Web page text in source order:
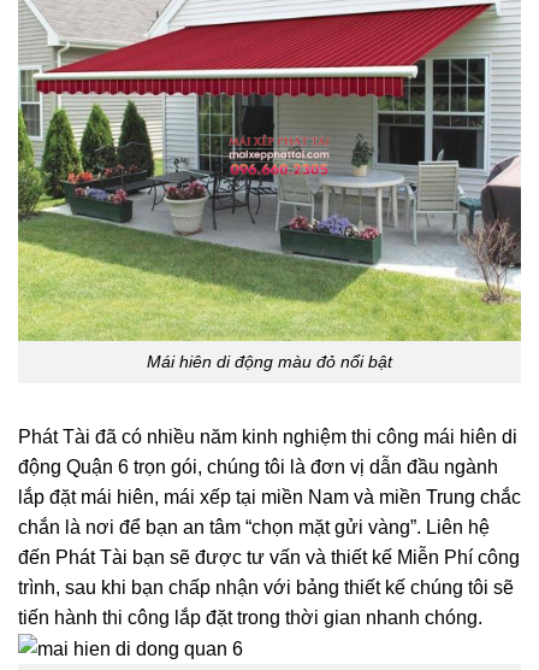
Mái hiên di động màu đỏ nổi bật
Phát Tài đã có nhiều năm kinh nghiệm thi công mái hiên di
động Quận 6 trọn gói, chúng tôi là đơn vị dẫn đầu ngành
lắp đặt mái hiên, mái xếp tại miền Nam và miền Trung chắc
chắn là nơi để bạn an tâm “chọn mặt gửi vàng”. Liên hệ
đến Phát Tài bạn sẽ được tư vấn và thiết kế Miễn Phí công
trình, sau khi bạn chấp nhận với bảng thiết kế chúng tôi sẽ
tiến hành thi công lắp đặt trong thời gian nhanh chóng.